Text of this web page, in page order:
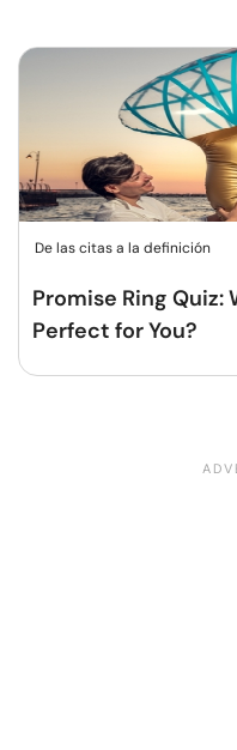
De las citas a la definición
Promise Ring Quiz:
Perfect for You?